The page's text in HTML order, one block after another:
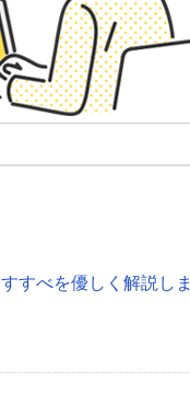
すべを優しく解説しま